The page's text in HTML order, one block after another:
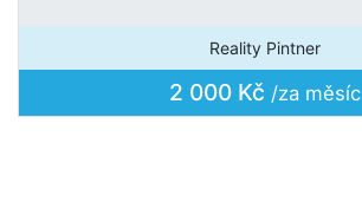
Reality Pintner
2 000 Kč /za měsíc